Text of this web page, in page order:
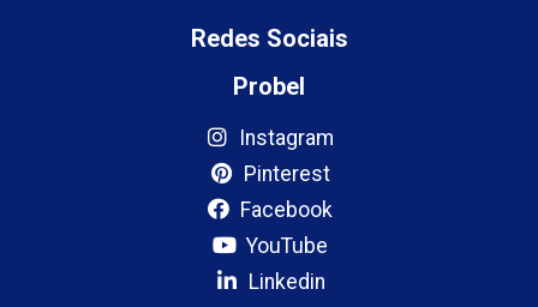
Redes Sociais
Probel
Instagram
Pinterest
Facebook
YouTube
Linkedin